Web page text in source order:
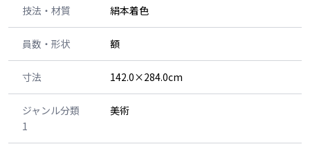
技法・材質 絹本着色
員数・形状 額
寸法 142.0×284.0cm
ジャンル分類
1
美術